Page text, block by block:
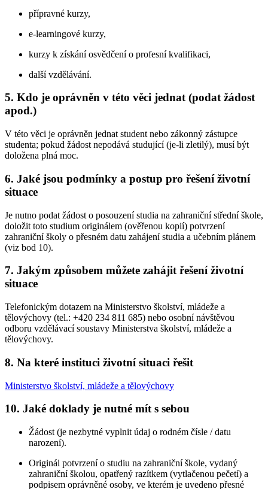
přípravné kurzy,
e-learningové kurzy,
kurzy k získání osvědčení o profesní kvalifikaci,
další vzdělávání.
5. Kdo je oprávněn v této věci jednat (podat žádost
apod.)
V této věci je oprávněn jednat student nebo zákonný zástupce
studenta; pokud žádost nepodává studující (je-li zletilý), musí být
doložena plná moc.
6. Jaké jsou podmínky a postup pro řešení životní
situace
Je nutno podat žádost o posouzení studia na zahraniční střední škole,
doložit toto studium originálem (ověřenou kopií) potvrzení
zahraniční školy o přesném datu zahájení studia a učebním plánem
(viz bod 10).
7. Jakým způsobem můžete zahájit řešení životní
situace
Telefonickým dotazem na Ministerstvo školství, mládeže a
tělovýchovy (tel.: +420 234 811 685) nebo osobní návštěvou
odboru vzdělávací soustavy Ministerstva školství, mládeže a
tělovýchovy.
8. Na které instituci životní situaci řešit
Ministerstvo školství, mládeže a tělovýchovy
10. Jaké doklady je nutné mít s sebou
Žádost (je nezbytné vyplnit údaj o rodném čísle / datu
narození).
Originál potvrzení o studiu na zahraniční škole, vydaný
zahraniční školou, opatřený razítkem (vytlačenou pečetí) a
podpisem oprávněné osoby, ve kterém je uvedeno přesné